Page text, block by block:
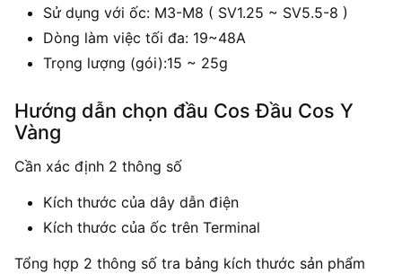
Sử dụng với ốc: M3-M8 ( SV1.25 ~ SV5.5-8 )
Dòng làm việc tối đa: 19~48A
Trọng lượng (gói):15 ~ 25g
Hướng dẫn chọn đầu Cos Đầu Cos Y
Vàng
Cần xác định 2 thông số
Kích thước của dây dẫn điện
Kích thước của ốc trên Terminal
Tổng hợp 2 thông số tra bảng kích thước sản phẩm